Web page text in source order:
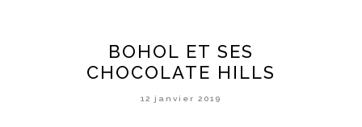
BOHOL ET SES
CHOCOLATE HILLS
12 janvier 2019